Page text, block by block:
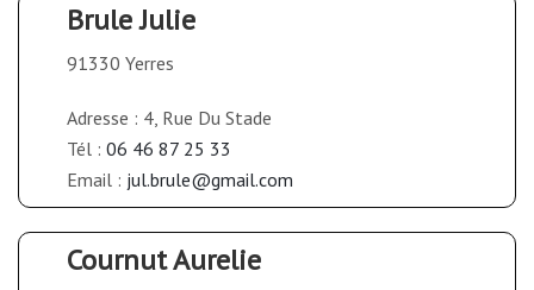
Brule Julie
91330 Yerres
Adresse : 4, Rue Du Stade
Tél : 06 46 87 25 33
Email : jul.brule@gmail.com
Cournut Aurelie